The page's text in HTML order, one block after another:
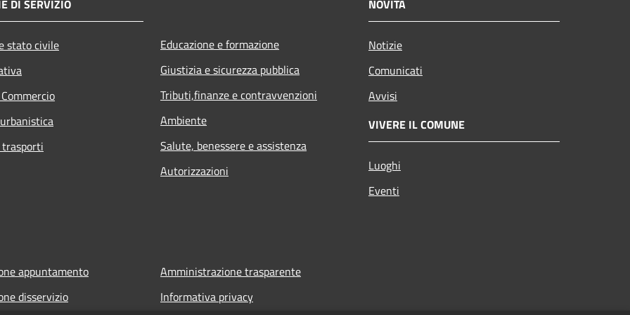
DI SERVIZIO
stato civile
Educazione e formazione
Giustizia e sicurezza pubblica
Tributi,finanze e contravvenzioni
Ambiente
Salute, benessere e assistenza
Autorizzazioni
NOVITÀ
Notizie
Comunicati
Avvisi
VIVERE IL COMUNE
Luoghi
Eventi
appuntamento
disservizio
Amministrazione trasparente
Informativa privacy